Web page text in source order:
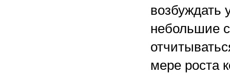
возбуждать
небольшие
мере роста